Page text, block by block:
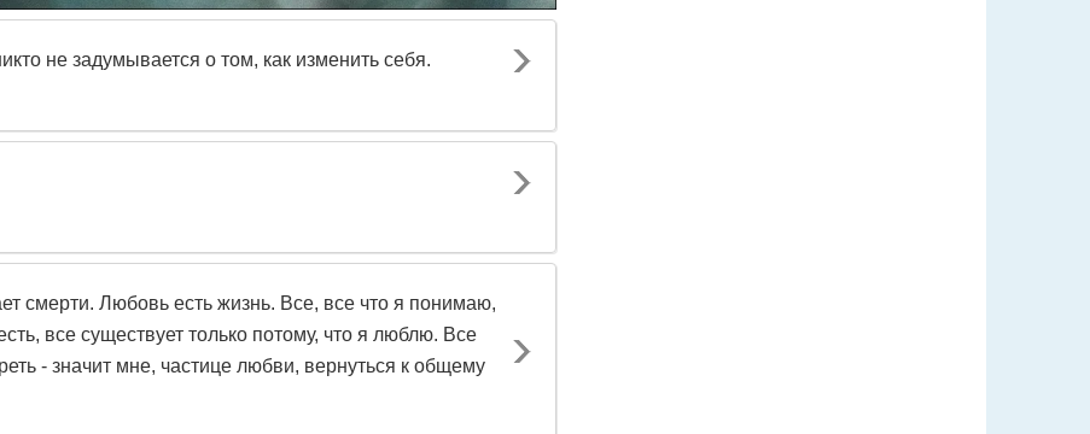
не задумывается о том, как изменить себя.
смерти. Любовь есть жизнь. Все, все что я понимаю,
все существует только потому, что я люблю. Все
- значит мне, частице любви, вернуться к общему